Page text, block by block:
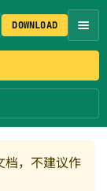
DOWNLOAD
档，不建议作